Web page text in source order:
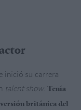
inició su carrera
talent show. Tenía
británica del